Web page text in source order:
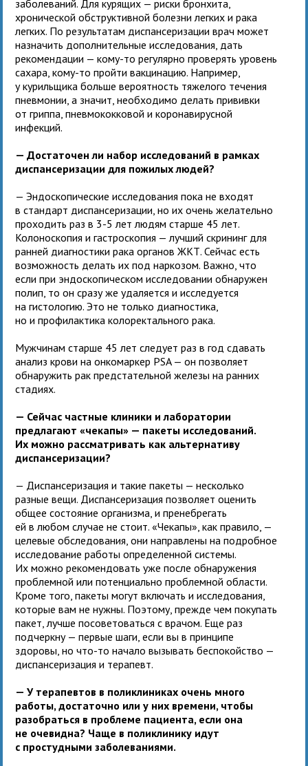
заболеваний. Для курящих — риски бронхита,
хронической обструктивной болезни легких и рака
легких. По результатам диспансеризации врач может
назначить дополнительные исследования, дать
рекомендации — кому-то регулярно проверять уровень
сахара, кому-то пройти вакцинацию. Например,
у курильщика больше вероятность тяжелого течения
пневмонии, а значит, необходимо делать прививки
от гриппа, пневмококковой и коронавирусной
инфекций.
— Достаточен ли набор исследований в рамках
диспансеризации для пожилых людей?
— Эндоскопические исследования пока не входят
в стандарт диспансеризации, но их очень желательно
проходить раз в 3-5 лет людям старше 45 лет.
Колоноскопия и гастроскопия — лучший скрининг для
ранней диагностики рака органов ЖКТ. Сейчас есть
возможность делать их под наркозом. Важно, что
если при эндоскопическом исследовании обнаружен
полип, то он сразу же удаляется и исследуется
на гистологию. Это не только диагностика,
но и профилактика колоректального рака.
Мужчинам старше 45 лет следует раз в год сдавать
анализ крови на онкомаркер PSA — он позволяет
обнаружить рак предстательной железы на ранних
стадиях.
— Сейчас частные клиники и лаборатории
предлагают «чекапы» — пакеты исследований.
Их можно рассматривать как альтернативу
диспансеризации?
— Диспансеризация и такие пакеты — несколько
разные вещи. Диспансеризация позволяет оценить
общее состояние организма, и пренебрегать
ей в любом случае не стоит. «Чекапы», как правило, —
целевые обследования, они направлены на подробное
исследование работы определенной системы.
Их можно рекомендовать уже после обнаружения
проблемной или потенциально проблемной области.
Кроме того, пакеты могут включать и исследования,
которые вам не нужны. Поэтому, прежде чем покупать
пакет, лучше посоветоваться с врачом. Еще раз
подчеркну — первые шаги, если вы в принципе
здоровы, но что-то начало вызывать беспокойство —
диспансеризация и терапевт.
— У терапевтов в поликлиниках очень много
работы, достаточно или у них времени, чтобы
разобраться в проблеме пациента, если она
не очевидна? Чаще в поликлинику идут
с простудными заболеваниями.